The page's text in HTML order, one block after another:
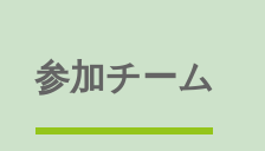
参加チーム